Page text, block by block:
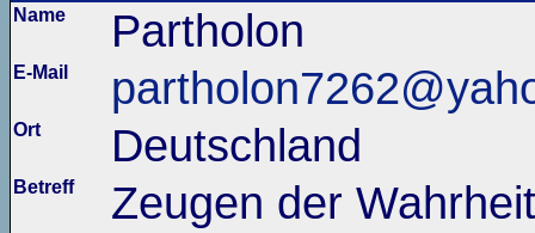
Name
Partholon
E-Mail
Ort Deutschland
Betreff Zeugen der Wahrheit